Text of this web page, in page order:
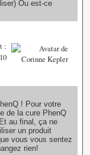
Ou est-ce
:
! Pour votre
de la cure PhenQ
au final, ça ne
un produit
vous vous sentez
rien!